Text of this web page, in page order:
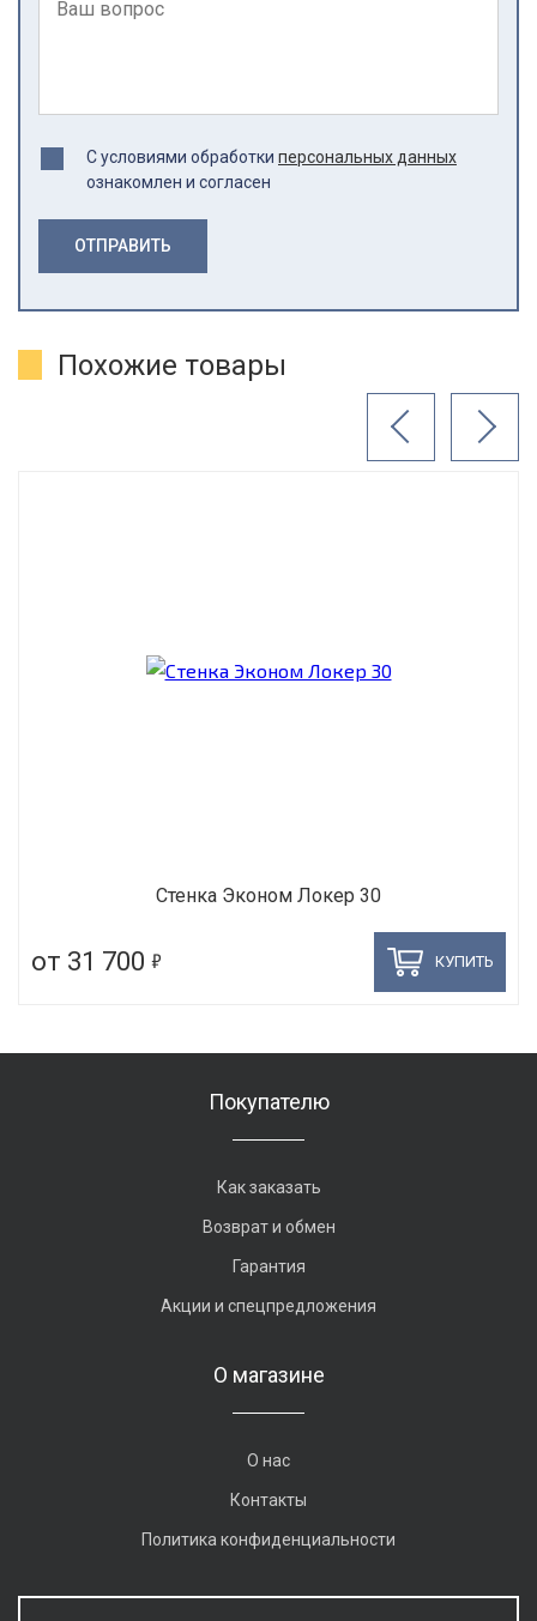
С условиями обработки персональных данных
ознакомлен и согласен
ОТПРАВИТЬ
Похожие товары
Стенка Эконом Локер 30
от 31 700 5 КУПИТЬ
Покупателю
Как заказать
Возврат и обмен
Гарантия
Акции и спецпредложения
О магазине
О нас
Контакты
Политика конфиденциальности